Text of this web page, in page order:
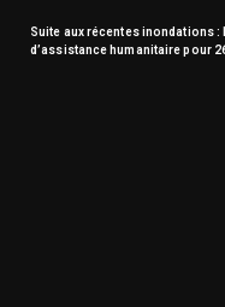
Suite aux récentes inondations
d’assistance humanitaire pour